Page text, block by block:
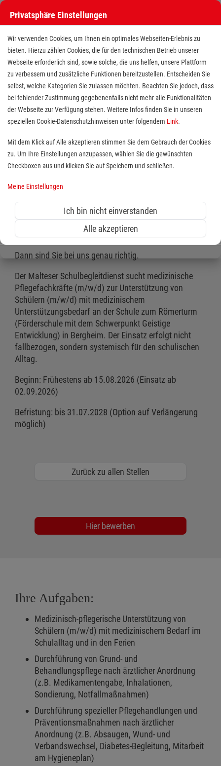
Medizinische Fachkraft (m/w/d)
an einer Förderschule in Bergheim
Standort(e):Bergheim
pädagogischen Umfeld und möchten Ihre
Fachkompetenz sinnstiftend im schulischen Alltag
einsetzen?
Dann sind Sie bei uns genau richtig.
Der Malteser Schulbegleitdienst sucht medizinische
Pflegefachkräfte (m/w/d) zur Unterstützung von
Schülern (m/w/d) mit medizinischem
Unterstützungsbedarf an der Schule zum Römerturm
(Förderschule mit dem Schwerpunkt Geistige
Entwicklung) in Bergheim. Der Einsatz erfolgt nicht
fallbezogen, sondern systemisch für den schulischen
Alltag.
Beginn: Frühestens ab 15.08.2026 (Einsatz ab
02.09.2026)
Befristung: bis 31.07.2028 (Option auf Verlängerung
möglich)
Zurück zu allen Stellen
Hier bewerben
Ihre Aufgaben:
Medizinisch-pflegerische Unterstützung von
Schülern (m/w/d) mit medizinischem Bedarf im
Schulalltag und in den Ferien
Durchführung von Grund- und
Behandlungspflege nach ärztlicher Anordnung
(z.B. Medikamentengabe, Inhalationen,
Sondierung, Notfallmaßnahmen)
Durchführung spezieller Pflegehandlungen und
Präventionsmaßnahmen nach ärztlicher
Anordnung (z.B. Absaugen, Wund- und
Verbandswechsel, Diabetes-Begleitung, Mitarbeit
am Hygieneplan)
Privatsphäre Einstellungen
Wir verwenden Cookies, um Ihnen ein optimales Webseiten-Erlebnis zu
bieten. Hierzu zählen Cookies, die für den technischen Betrieb unserer
Webseite erforderlich sind, sowie solche, die uns helfen, unsere Plattform
zu verbessern und zusätzliche Funktionen bereitzustellen. Entscheiden Sie
selbst, welche Kategorien Sie zulassen möchten. Beachten Sie jedoch, dass
bei fehlender Zustimmung gegebenenfalls nicht mehr alle Funktionalitäten
der Webseite zur Verfügung stehen. Weitere Infos finden Sie in unseren
speziellen Cookie-Datenschutzhinweisen unter folgendem Link.
Mit dem Klick auf Alle akzeptieren stimmen Sie dem Gebrauch der Cookies
zu. Um Ihre Einstellungen anzupassen, wählen Sie die gewünschten
Checkboxen aus und klicken Sie auf Speichern und schließen.
Meine Einstellungen
Ich bin nicht einverstanden
Alle akzeptieren